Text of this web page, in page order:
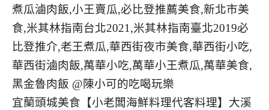
宜蘭頭城美食【小老闆海鮮料理代客料理】大溪